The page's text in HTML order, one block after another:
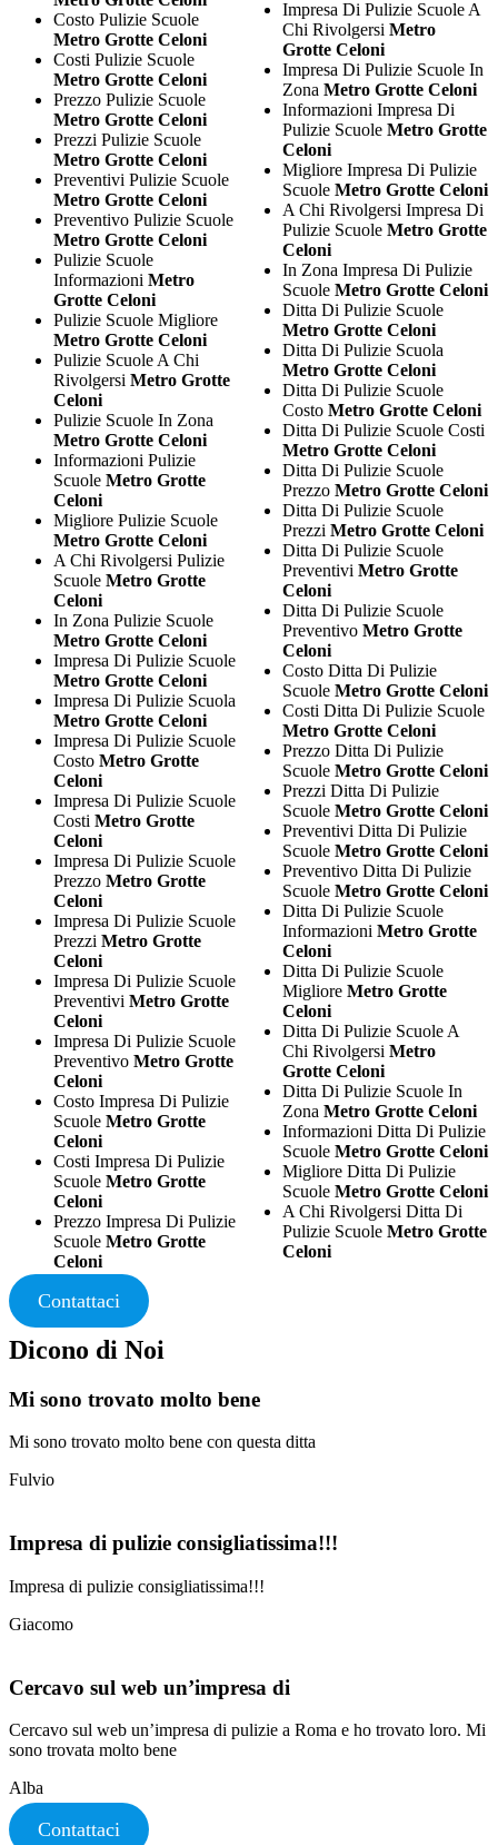
Costo Pulizie Scuole
Metro Grotte Celoni
Costi Pulizie Scuole
Metro Grotte Celoni
Prezzo Pulizie Scuole
Metro Grotte Celoni
Prezzi Pulizie Scuole
Metro Grotte Celoni
Preventivi Pulizie Scuole
Metro Grotte Celoni
Preventivo Pulizie Scuole
Metro Grotte Celoni
Pulizie Scuole
Informazioni Metro
Grotte Celoni
Pulizie Scuole Migliore
Metro Grotte Celoni
Pulizie Scuole A Chi
Rivolgersi Metro Grotte
Celoni
Pulizie Scuole In Zona
Metro Grotte Celoni
Informazioni Pulizie
Scuole Metro Grotte
Celoni
Migliore Pulizie Scuole
Metro Grotte Celoni
A Chi Rivolgersi Pulizie
Scuole Metro Grotte
Celoni
In Zona Pulizie Scuole
Metro Grotte Celoni
Impresa Di Pulizie Scuole
Metro Grotte Celoni
Impresa Di Pulizie Scuola
Metro Grotte Celoni
Impresa Di Pulizie Scuole
Costo Metro Grotte
Celoni
Impresa Di Pulizie Scuole
Costi Metro Grotte
Celoni
Impresa Di Pulizie Scuole
Prezzo Metro Grotte
Celoni
Impresa Di Pulizie Scuole
Prezzi Metro Grotte
Celoni
Impresa Di Pulizie Scuole
Preventivi Metro Grotte
Celoni
Impresa Di Pulizie Scuole
Preventivo Metro Grotte
Celoni
Costo Impresa Di Pulizie
Scuole Metro Grotte
Celoni
Costi Impresa Di Pulizie
Scuole Metro Grotte
Celoni
Prezzo Impresa Di Pulizie
Scuole Metro Grotte
Celoni
Impresa Di Pulizie Scuole A
Chi RivolgersiMetro
Grotte Celoni
Impresa Di Pulizie Scuole In
ZonaMetro Grotte Celoni
Informazioni Impresa Di
Pulizie ScuoleMetro Grotte
Celoni
Migliore Impresa Di Pulizie
ScuoleMetro Grotte Celoni
A Chi Rivolgersi Impresa Di
Pulizie ScuoleMetro Grotte
Celoni
In Zona Impresa Di Pulizie
ScuoleMetro Grotte Celoni
Ditta Di Pulizie Scuole
Metro Grotte Celoni
Ditta Di Pulizie Scuola
Metro Grotte Celoni
Ditta Di Pulizie Scuole
CostoMetro Grotte Celoni
Ditta Di Pulizie Scuole Costi
Metro Grotte Celoni
Ditta Di Pulizie Scuole
PrezzoMetro Grotte Celoni
Ditta Di Pulizie Scuole
PrezziMetro Grotte Celoni
Ditta Di Pulizie Scuole
PreventiviMetro Grotte
Celoni
Ditta Di Pulizie Scuole
PreventivoMetro Grotte
Celoni
Costo Ditta Di Pulizie
ScuoleMetro Grotte Celoni
Costi Ditta Di Pulizie Scuole
Metro Grotte Celoni
Prezzo Ditta Di Pulizie
ScuoleMetro Grotte Celoni
Prezzi Ditta Di Pulizie
ScuoleMetro Grotte Celoni
Preventivi Ditta Di Pulizie
ScuoleMetro Grotte Celoni
Preventivo Ditta Di Pulizie
ScuoleMetro Grotte Celoni
Ditta Di Pulizie Scuole
InformazioniMetro Grotte
Celoni
Ditta Di Pulizie Scuole
MiglioreMetro Grotte
Celoni
Ditta Di Pulizie Scuole A
Chi RivolgersiMetro
Grotte Celoni
Ditta Di Pulizie Scuole In
ZonaMetro Grotte Celoni
Informazioni Ditta Di Pulizie
ScuoleMetro Grotte Celoni
Migliore Ditta Di Pulizie
ScuoleMetro Grotte Celoni
A Chi Rivolgersi Ditta Di
Pulizie ScuoleMetro Grotte
Celoni
Contattaci
Dicono di Noi
Mi sono trovato molto bene
Mi sono trovato molto bene con questa ditta
Fulvio
Impresa di pulizie consigliatissima!!!
Impresa di pulizie consigliatissima!!!
Giacomo
Cercavo sul web un’impresa di
Cercavo sul web un’impresa di pulizie a Roma e ho trovato loro. Mi
sono trovata molto bene
Alba
Contattaci